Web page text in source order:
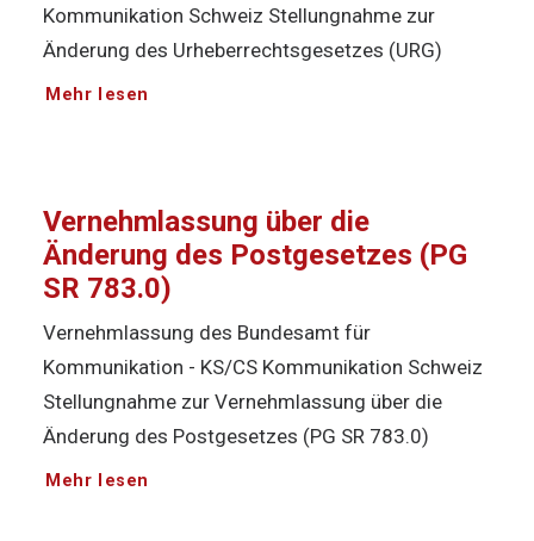
Kommunikation Schweiz Stellungnahme zur
Änderung des Urheberrechtsgesetzes (URG)
Mehr lesen
Vernehmlassung über die
Änderung des Postgesetzes (PG
SR 783.0)
Vernehmlassung des Bundesamt für
Kommunikation - KS/CS Kommunikation Schweiz
Stellungnahme zur Vernehmlassung über die
Änderung des Postgesetzes (PG SR 783.0)
Mehr lesen